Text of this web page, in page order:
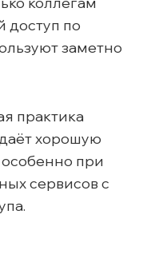
доступ по
заметно
практика
хорошую
при
сервисов с